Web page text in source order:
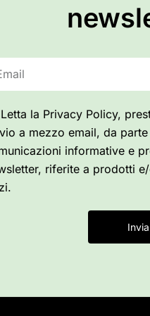
Letta la Privacy Policy,
a mezzo email, da
informative e
riferite a prodotti
Invia